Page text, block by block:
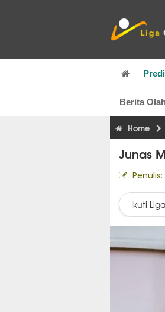
Berita
Home
Junas
Penulis:
Ikuti